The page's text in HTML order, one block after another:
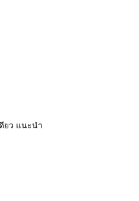
ยว แนะนำ